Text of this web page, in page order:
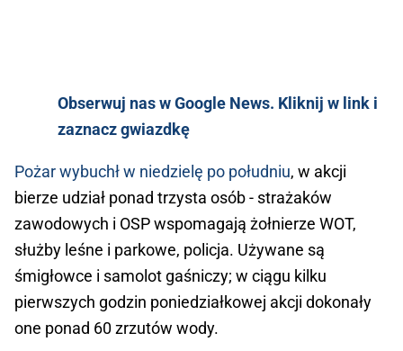
Obserwuj nas w Google News. Kliknij w link i
zaznacz gwiazdkę
Pożar wybuchł w niedzielę po południu, w akcji
bierze udział ponad trzysta osób - strażaków
zawodowych i OSP wspomagają żołnierze WOT,
służby leśne i parkowe, policja. Używane są
śmigłowce i samolot gaśniczy; w ciągu kilku
pierwszych godzin poniedziałkowej akcji dokonały
one ponad 60 zrzutów wody.